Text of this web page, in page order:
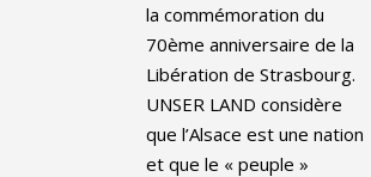
la commémoration du
70ème anniversaire de la
Libération de Strasbourg.
UNSER LAND considère
que l’Alsace est une nation
et que le « peuple »